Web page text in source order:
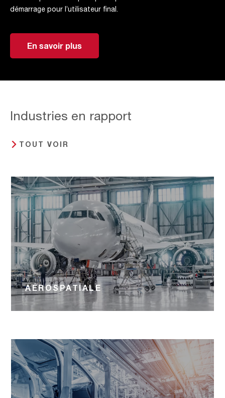
démarrage pour l’utilisateur final.
En savoir plus
Industries en rapport
TOUT VOIR
AÉROSPATIALE